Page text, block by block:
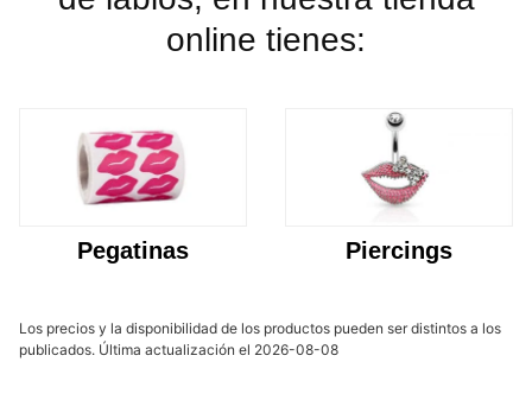
online tienes:
Pegatinas Piercings
Los precios y la disponibilidad de los productos pueden ser distintos a los
publicados. Última actualización el 2026-08-08